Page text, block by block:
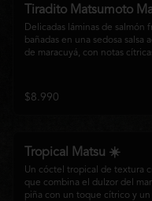
Tiradito Matsumoto
Delicadas láminas de salmón
bañadas en una sedosa salsa
de maracuyá, con notas
de ají rojo, aceite de cilantro,
frescos y pimienta recién
$8.990
Tropical Matsu ☀️
Un cóctel tropical de textura
que combina el dulzor del
piña con un toque cítrico y un